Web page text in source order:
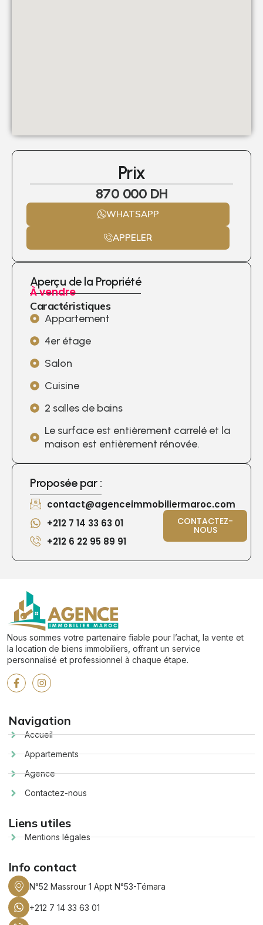
Prix
870 000 DH
WHATSAPP
APPELER
Aperçu de la Propriété
À vendre
Caractéristiques
Appartement
4er étage
Salon
Cuisine
2 salles de bains
Le surface est entièrement carrelé et la
maison est entièrement rénovée.
Proposée par :
contact@agenceimmobiliermaroc.com
+212 7 14 33 63 01
+212 6 22 95 89 91
CONTACTEZ-
NOUS
Nous sommes votre partenaire fiable pour l’achat, la vente et
la location de biens immobiliers, offrant un service
personnalisé et professionnel à chaque étape.
Navigation
Accueil
Appartements
Agence
Contactez-nous
Liens utiles
Mentions légales
Info contact
N°52 Massrour 1 Appt N°53-Témara
+212 7 14 33 63 01